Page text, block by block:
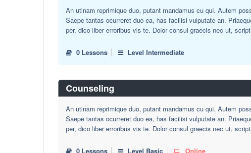
An utinam reprimique duo, putant mandamus cu qui. Autem
Saepe tantas ocurreret duo ea, has facilisi vulputate an.
per, dico liber erroribus vis te. Dolor consul graecis nec ut,
0 Lessons Level Intermediate
Counseling
An utinam reprimique duo, putant mandamus cu qui. Autem
Saepe tantas ocurreret duo ea, has facilisi vulputate an.
per, dico liber erroribus vis te. Dolor consul graecis nec ut,
0 Lessons Level Basic Online